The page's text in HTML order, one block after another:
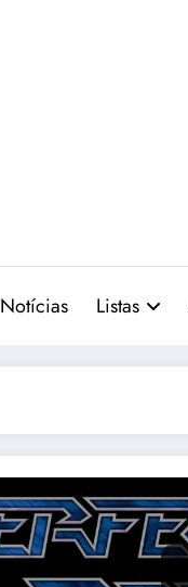
Notícias Listas